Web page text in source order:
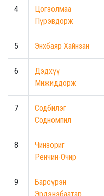
4
Цогзолмаа
Пүрэвдорж
5 Энхбаяр Хайнзан
6
Дэдхүү
Мижиддорж
7
Содбилэг
Содномпил
8
Чинзориг
Ренчин-Очир
9
Барсүрэн